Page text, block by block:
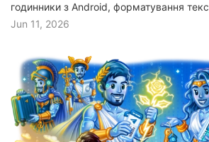
годинники з Android, форматування
Jun 11, 2026